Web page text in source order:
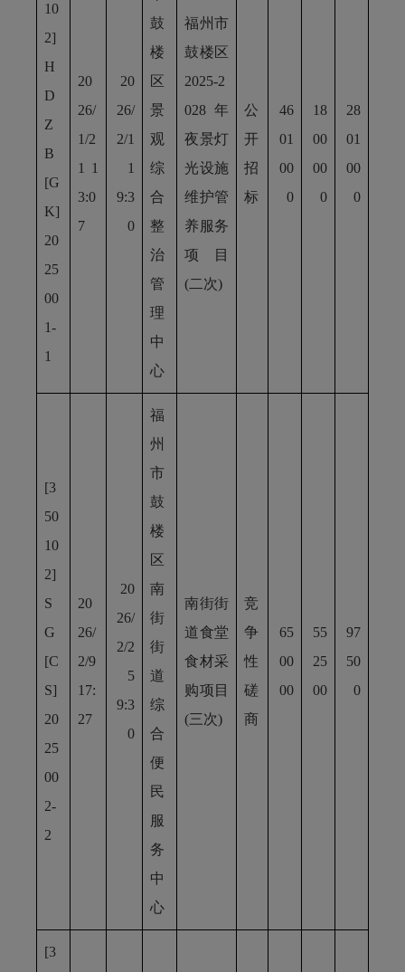
10
2]
H
D
Z
B
[G
K]
20
25
00
1-
1
20
26/
1/2
1 1
3:0
7
20
26/
2/1
1
9:3
0
鼓
楼
区
景
观
综
合
整
治
管
理
中
心
福州市
鼓楼区
2025-2
028年
夜景灯
光设施
维护管
养服务
项目
(二次)
公
开
招
标
46
01
00
0
18
00
00
0
28
01
00
0
[3
50
10
2]
S
G
[C
S]
20
25
00
2-
2
20
26/
2/9
17:
27
20
26/
2/2
5
9:3
0
福
州
市
鼓
楼
区
南
街
街
道
综
合
便
民
服
务
中
心
南街街
道食堂
食材采
购项目
(三次)
竞
争
性
磋
商
65
00
00
55
25
00
97
50
0
[3